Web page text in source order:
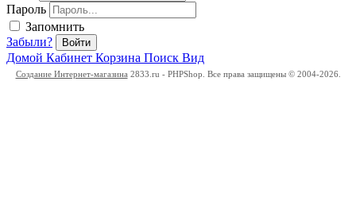
Пароль
Запомнить
Забыли?
Войти
Домой Кабинет Корзина Поиск Вид
Создание Интернет-магазина 2833.ru - PHPShop. Все права защищены © 2004-2026.